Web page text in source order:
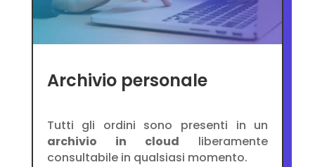
Archivio personale
Tutti gli ordini sono presenti in un
archivio in cloud liberamente
consultabile in qualsiasi momento.